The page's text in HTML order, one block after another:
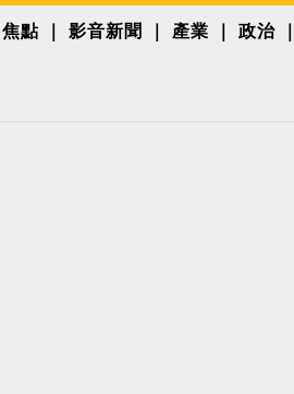
焦點 影音新聞 產業 政治